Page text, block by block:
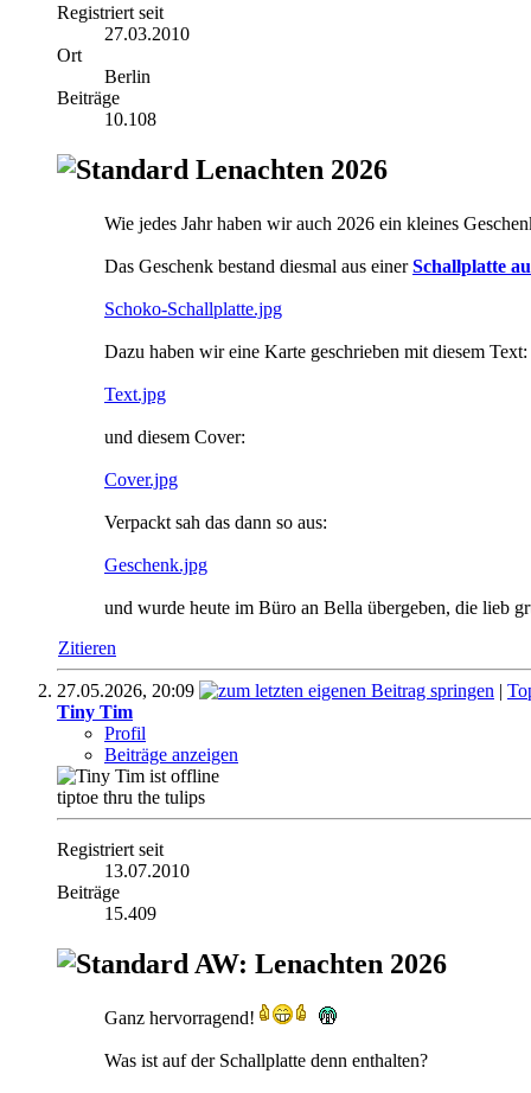
Registriert seit
27.03.2010
Ort
Berlin
Beiträge
10.108
Lenachten 2026
Wie jedes Jahr haben wir auch 2026 ein kleines
Das Geschenk bestand diesmal aus einerSchallplatte
Schoko-Schallplatte.jpg
Dazu haben wir eine Karte geschrieben mit diesem Text:
Text.jpg
und diesem Cover:
Cover.jpg
Verpackt sah das dann so aus:
Geschenk.jpg
und wurde heute im Büro an Bella übergeben, die lieb
Zitieren
27.05.2026, 20:09 |
Tiny Tim
Profil
Beiträge anzeigen
tiptoe thru the tulips
Registriert seit
13.07.2010
Beiträge
15.409
AW: Lenachten 2026
Ganz hervorragend!
Was ist auf der Schallplatte denn enthalten?